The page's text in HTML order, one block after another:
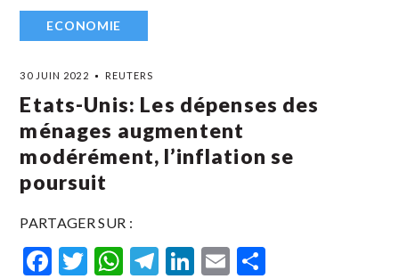
ECONOMIE
30 JUIN 2022 REUTERS
Etats-Unis: Les dépenses des
ménages augmentent
modérément, l’inflation se
poursuit
PARTAGER SUR :
Facebook
Twitter
WhatsApp
Telegram
LinkedIn
Email